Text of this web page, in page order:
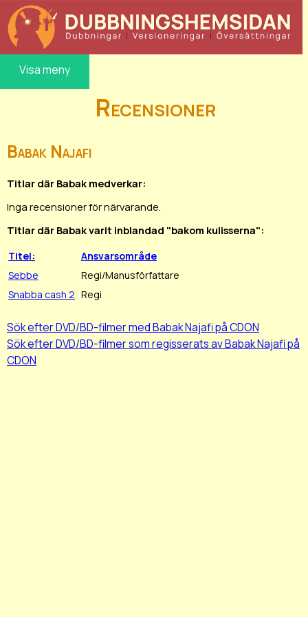
Visa meny
Recensioner
Babak Najafi
Titlar där Babak medverkar:
Inga recensioner för närvarande.
Titlar där Babak varit inblandad "bakom kulisserna":
Titel:
Ansvarsområde
Sebbe
Regi/Manusförfattare
Snabba cash 2 Regi
Sök efter DVD/BD-filmer med Babak Najafi på CDON
Sök efter DVD/BD-filmer som regisserats av Babak Najafi på
CDON